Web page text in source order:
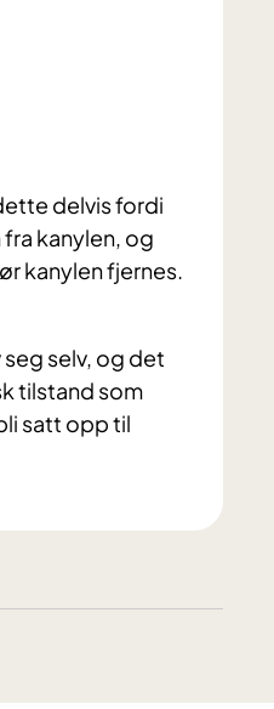
delvis fordi
kanylen, og
kanylen fjernes.
seg selv, og det
tilstand som
satt opp til